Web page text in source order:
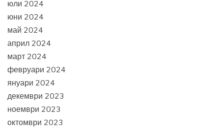
юли 2024
юни 2024
май 2024
април 2024
март 2024
февруари 2024
януари 2024
декември 2023
ноември 2023
октомври 2023